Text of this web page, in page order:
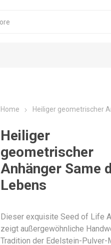
Home Heiliger geometrischer
Heiliger
geometrischer
Anhänger Same
Lebens
Dieser exquisite Seed of Life
zeigt außergewöhnliche
Tradition der Edelstein-